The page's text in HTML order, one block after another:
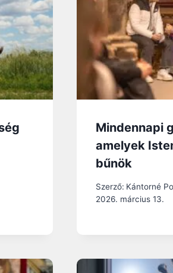
Mindennapi
amelyek
bűnök
Szerző: Kántorné
2026. március 13.